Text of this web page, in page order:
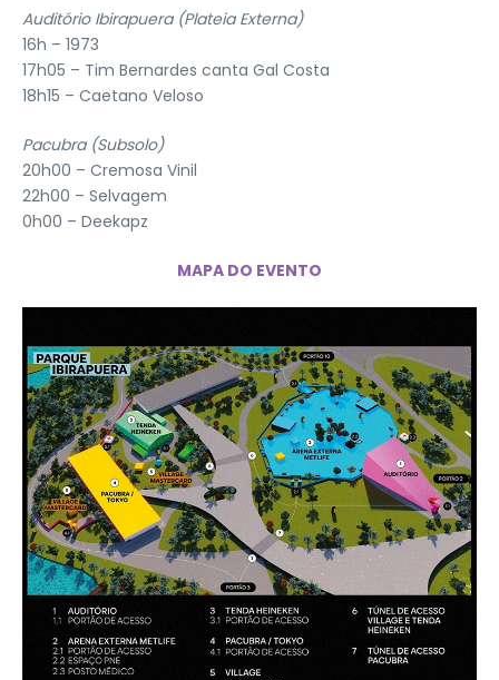
Auditório Ibirapuera (Plateia Externa)
16h – 1973
17h05 – Tim Bernardes canta Gal Costa
18h15 – Caetano Veloso
Pacubra (Subsolo)
20h00 – Cremosa Vinil
22h00 – Selvagem
0h00 – Deekapz
MAPA DO EVENTO